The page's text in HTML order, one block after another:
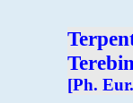
[Ph.